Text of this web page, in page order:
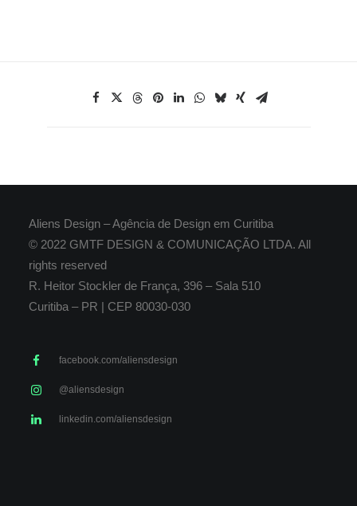
Aliens Design – Agência de Design em Curitiba
© 2022 GMTF DESIGN & COMUNICAÇÃO LTDA. All
rights reserved
R. Heitor Stockler de França, 396 – Sala 510
Curitiba – PR | CEP 80030-030
facebook.com/aliensdesign
@aliensdesign
linkedin.com/aliensdesign